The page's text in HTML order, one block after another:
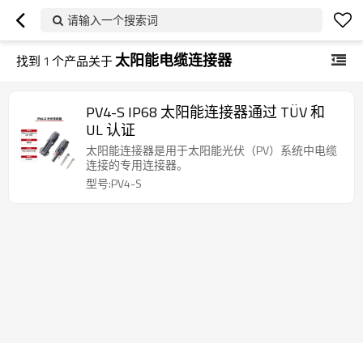
请输入一个搜索词
找到 1 个产品关于太阳能电缆连接器
PV4-S IP68 太阳能连接器通过 TÜV 和
UL 认证
太阳能连接器是用于太阳能光伏（PV）系统中电缆
连接的专用连接器。
型号:PV4-S